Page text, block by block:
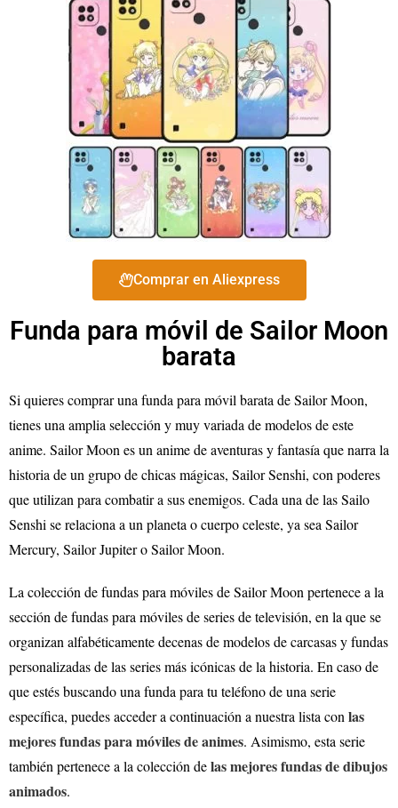
Comprar en Aliexpress
Funda para móvil de Sailor Moon
barata
Si quieres comprar una funda para móvil barata de Sailor Moon,
tienes una amplia selección y muy variada de modelos de este
anime. Sailor Moon es un anime de aventuras y fantasía que narra la
historia de un grupo de chicas mágicas, Sailor Senshi, con poderes
que utilizan para combatir a sus enemigos. Cada una de las Sailo
Senshi se relaciona a un planeta o cuerpo celeste, ya sea Sailor
Mercury, Sailor Jupiter o Sailor Moon.
La colección de fundas para móviles de Sailor Moon pertenece a la
sección de fundas para móviles de series de televisión, en la que se
organizan alfabéticamente decenas de modelos de carcasas y fundas
personalizadas de las series más icónicas de la historia. En caso de
que estés buscando una funda para tu teléfono de una serie
específica, puedes acceder a continuación a nuestra lista con las
mejores fundas para móviles de animes. Asimismo, esta serie
también pertenece a la colección delas mejores fundas de dibujos
animados.